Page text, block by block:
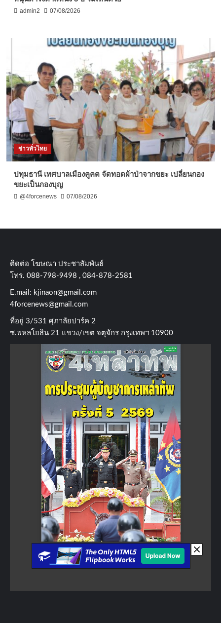
admin2 07/08/2026
ข่าวทั่วไทย
ปทุมธานี เทศบาลเมืองคูคต จัดทอดผ้าป่าจากขยะ เปลี่ยนกอง
ขยะเป็นกองบุญ
@4forcenews 07/08/2026
ติดต่อ​ โฆษณา​ ประชาสัมพันธ์
โทร​. 088-798-9498 , 084-878-2581
E.mail: kjinaon@gmail.com
4forcenews@gmail.com
ที่อยู่​ 3/531​ ศุภาลัยปาร์ค​ 2
ซ.พหลโยธิน​ 21​ แขวง/เขต​ จตุจักร​ กรุงเทพฯ 10900